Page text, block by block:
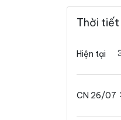
Thời tiết
Hiện tại
CN 26/07